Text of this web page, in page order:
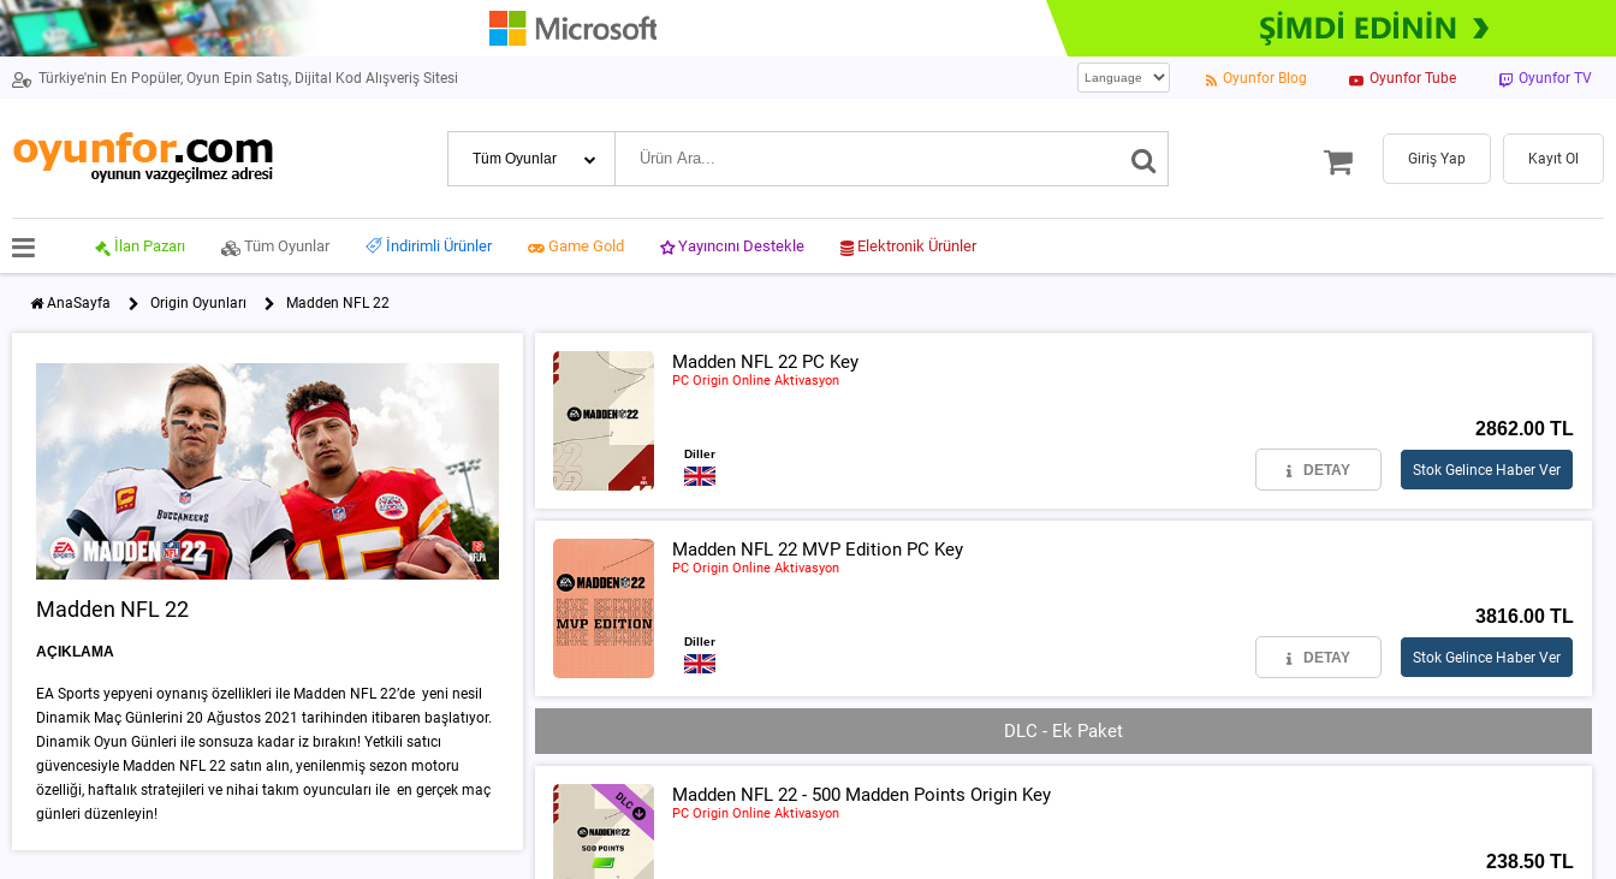
Türkiye'nin En Popüler, Oyun Epin Satış, Dijital Kod Alışveriş Sitesi Oyunfor Blog Oyunfor Tube Oyunfor TV
Giriş Yap Kayıt Ol
İlan Pazarı Tüm Oyunlar İndirimli Ürünler Game Gold Yayıncını Destekle Elektronik Ürünler
AnaSayfa Origin Oyunları Madden NFL 22
Madden NFL 22
AÇIKLAMA
EA Sports yepyeni oynanış özellikleri ile Madden NFL 22’de yeni nesil
Dinamik Maç Günlerini 20 Ağustos 2021 tarihinden itibaren başlatıyor.
Dinamik Oyun Günleri ile sonsuza kadar iz bırakın! Yetkili satıcı
güvencesiyle Madden NFL 22 satın alın, yenilenmiş sezon motoru
özelliği, haftalık stratejileri ve nihai takım oyuncuları ile en gerçek maç
günleri düzenleyin!
Madden NFL 22 PC Key
PC Origin Online Aktivasyon
Diller
2862.00 TL
DETAY Stok Gelince Haber Ver
Madden NFL 22 MVP Edition PC Key
PC Origin Online Aktivasyon
Diller
3816.00 TL
DETAY Stok Gelince Haber Ver
DLC - Ek Paket
Madden NFL 22 - 500 Madden Points Origin Key
PC Origin Online Aktivasyon
238.50 TL